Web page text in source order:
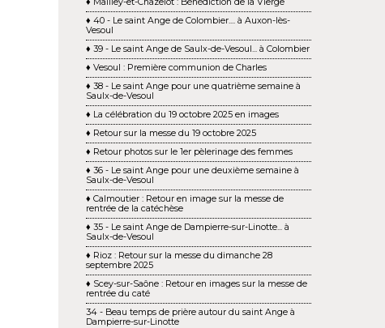
♦ 40 - Le saint Ange de Colombier.... à Auxon-lès-
Vesoul
♦ 39 - Le saint Ange de Saulx-de-Vesoul... à Colombier
♦ Vesoul : Première communion de Charles
♦ 38 - Le saint Ange pour une quatrième semaine à
Saulx-de-Vesoul
♦ La célébration du 19 octobre 2025 en images
♦ Retour sur la messe du 19 octobre 2025
♦ Retour photos sur le 1er pèlerinage des femmes
♦ 36 - Le saint Ange pour une deuxième semaine à
Saulx-de-Vesoul
♦ Calmoutier : Retour en image sur la messe de
rentrée de la catéchèse
♦ 35 - Le saint Ange de Dampierre-sur-Linotte... à
Saulx-de-Vesoul
♦ Rioz : Retour sur la messe du dimanche 28
septembre 2025
♦ Scey-sur-Saône : Retour en images sur la messe de
rentrée du caté
34 - Beau temps de prière autour du saint Ange à
Dampierre-sur-Linotte